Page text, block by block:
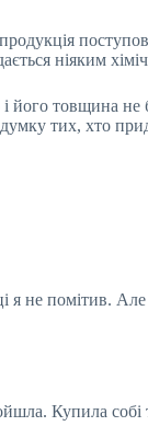
ніяким
і його товщина
тих, хто
не помітив.
Купила собі